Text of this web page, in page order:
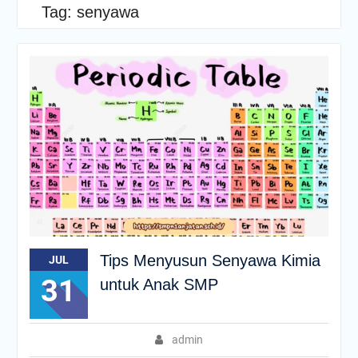
Tag: senyawa
JUL
31
Tips Menyusun Senyawa Kimia
untuk Anak SMP
admin